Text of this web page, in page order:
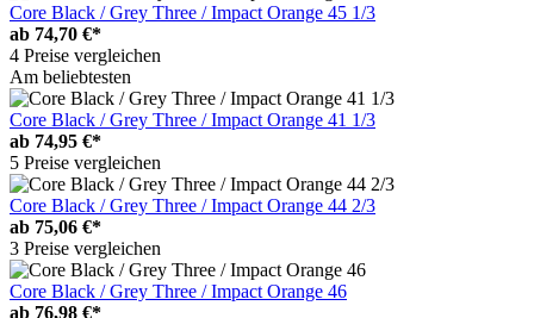
Core Black / Grey Three / Impact Orange 45 1/3
ab 74,70 €*
4 Preise vergleichen
Am beliebtesten
Core Black / Grey Three / Impact Orange 41 1/3
ab 74,95 €*
5 Preise vergleichen
Core Black / Grey Three / Impact Orange 44 2/3
ab 75,06 €*
3 Preise vergleichen
Core Black / Grey Three / Impact Orange 46
ab 76,98 €*